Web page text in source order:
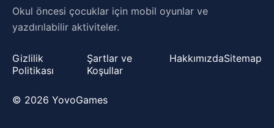
Okul öncesi çocuklar için mobil oyunlar ve
yazdırılabilir aktiviteler.
Gizlilik
Politikası
Şartlar ve
Koşullar
HakkımızdaSitemap
© 2026 YovoGames